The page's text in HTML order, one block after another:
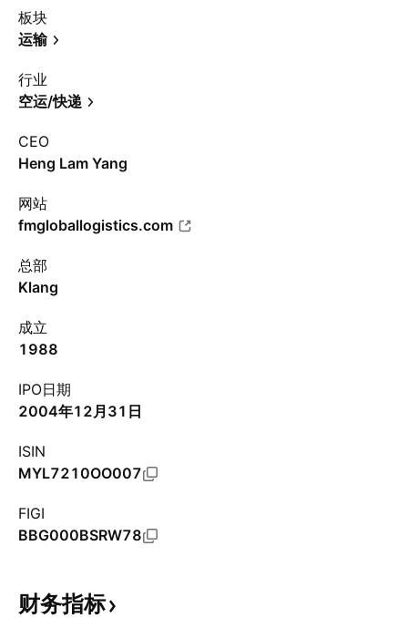
板块
运输
行业
空运/快递
CEO
Heng Lam Yang
网站
fmgloballogistics.com
总部
Klang
成立
1988
IPO日期
2004年12月31日
ISIN
MYL7210OO007
FIGI
BBG000BSRW78
财务指标